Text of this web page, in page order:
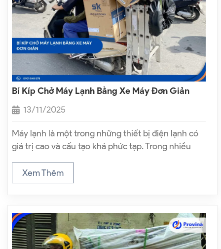
Bí Kíp Chở Máy Lạnh Bằng Xe Máy Đơn Giản
13/11/2025
Máy lạnh là một trong những thiết bị điện lạnh có
giá trị cao và cấu tạo khá phức tạp. Trong nhiều
cũ hoặc mua máy lạnh mới ở khoảng cách…
Xem Thêm